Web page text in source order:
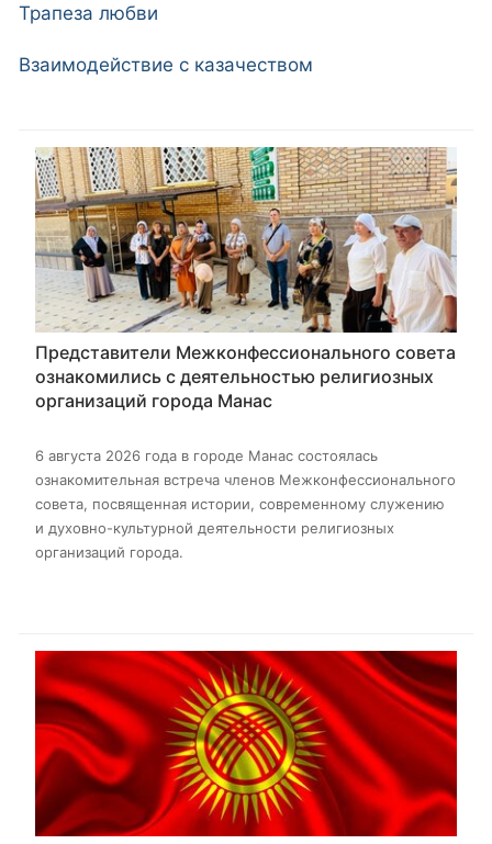
Трапеза любви
Взаимодействие с казачеством
Представители Межконфессионального совета
ознакомились с деятельностью религиозных
организаций города Манас
6 августа 2026 года в городе Манас состоялась
ознакомительная встреча членов Межконфессионального
совета, посвященная истории, современному служению
и духовно-культурной деятельности религиозных
организаций города.